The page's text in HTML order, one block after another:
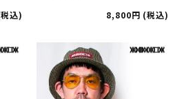
税込
8,800
税込